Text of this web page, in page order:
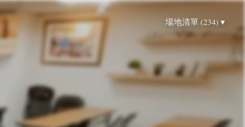
場地清單 (234) ▾